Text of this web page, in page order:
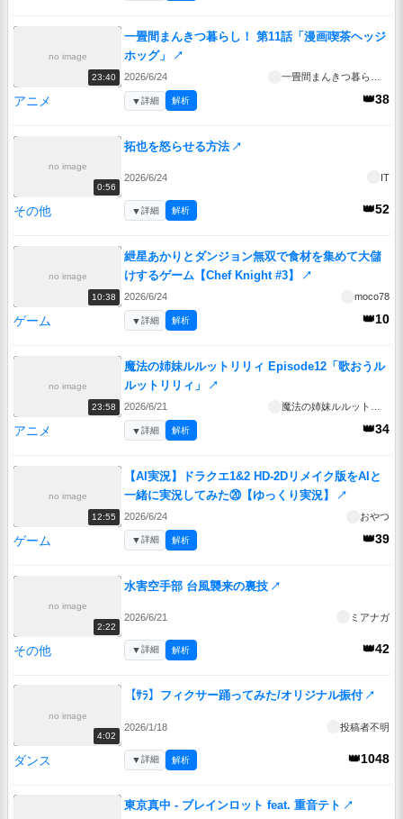
no image
23:40
一畳間まんきつ暮らし！ 第11話「漫画喫茶ヘッジ
ホッグ」
↗
2026/6/24 一畳間まんきつ暮らし！
アニメ 👑38
▼詳細 解析
no image
0:56
拓也を怒らせる方法 ↗
2026/6/24 IT
その他 👑52
▼詳細 解析
no image
10:38
紲星あかりとダンジョン無双で食材を集めて大儲
けするゲーム【Chef Knight #3】
↗
2026/6/24 moco78
ゲーム 👑10
▼詳細 解析
no image
23:58
魔法の姉妹ルルットリリィ Episode12「歌おうル
ルットリリィ」
↗
2026/6/21
アニメ 👑34
▼詳細 解析
no image
12:55
【AI実況】ドラクエ1&2 HD-2Dリメイク版をAIと
一緒に実況してみた⑳【ゆっくり実況】
↗
2026/6/24 おやつ
ゲーム 👑39
▼詳細 解析
no image
2:22
水害空手部 台風襲来の裏技 ↗
2026/6/21 ミアナガ
その他 👑42
▼詳細 解析
no image
4:02
【ｻﾗ】フィクサー踊ってみた/オリジナル振付 ↗
2026/1/18 投稿者不明
ダンス 👑1048
▼詳細 解析
東京真中 - ブレインロット feat. 重音テト ↗